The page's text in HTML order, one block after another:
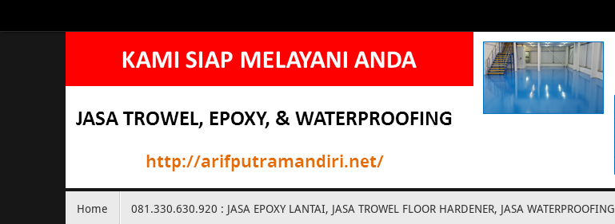
to
Home 081.330.630.920 : JASA EPOXY LANTAI, JASA TROWEL FLOOR HARDENER, JASA WATERPROOFING